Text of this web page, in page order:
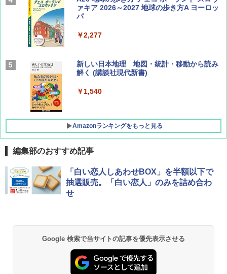
￥1,540
AIRLINE（エアライン）2026年9月号【特
集】ボーイング110周年を祝して！
￥1,760
ァキア 2026～2027 地球の歩き方A ヨーロッ
パ
￥2,277
新しい日本地理 地図・統計・移動から読み
解く (講談社現代新書)
￥1,540
Amazonランキングをもっと見る
[キャンパーズコレクション 山善] ポップアッ
プテント 傘みたいに広げて畳める パッとサ
ッとサンシェード キューブ フルクローズ メ
PYKES PEAK (パイクスピーク) 着替えテン
ト プライバシー テント 【中が透けない】 1
人用 折りたたみ 防災グッズ 災害用トイレ ビ
GRANDOOR ステンレス保冷剤 2個セット 2
026リニューアル 急速冷凍 空間倍増 衛生的
コンパクト 保冷力長持ち
ラソル ガーデン サイトシート付 折りたたみ
防水 UVカット 4段階高さ調整 軽量 収納袋付
き
編集部のおすすめ記事
「白い恋人しあわせBOX」を半額以下で
抽選販売。「白い恋人」のみを詰め合わ
せ
Google 検索で当サイトの記事を優先表示させる